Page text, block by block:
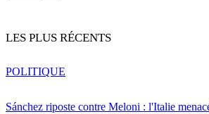
LES PLUS RÉCENTS
Sánchez riposte contre Meloni : l'Italie
POLITIQUE